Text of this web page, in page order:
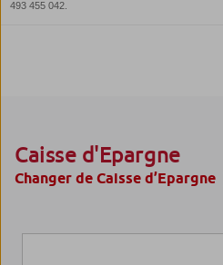
Caisse d'Epargne
Changer de Caisse d’Epargne